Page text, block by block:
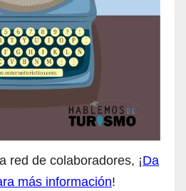
red de colaboradores, ¡Da
más información!